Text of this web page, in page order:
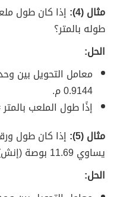
مثال (4):
طوله بالمتر؟
الحل:
0.9144 م.
إذًا طول الملعب بالمتر = 100 × 0.9144 =
مثال (5):
يساوي 11.69 بوصة (إنش)، فكم يبلغ طولها بالمتر؟
الحل: